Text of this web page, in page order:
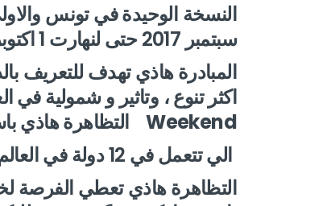
سبتمبر 2017 حتى لنهارت 1 اكتوبر 2017 في كوجيت -في ضفاف البحيرة
المبادرة هاذي تهدف للتعريف
اكثر تنوع ، وتاثير و شمولية
Weekend
التظاهرة هاذي
الي تتعمل في 12 دولة في العالم منهم تونس
التظاهرة هاذي تعطي الفرصة